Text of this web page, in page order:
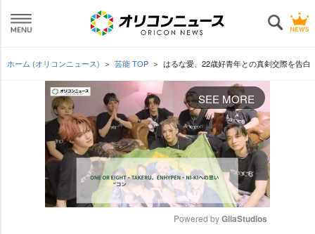
ホーム (オリコンニュース) 芸能 TOP はるな愛、22歳好青年との真剣交際を告白
SEE MORE
Powered by GliaStudios